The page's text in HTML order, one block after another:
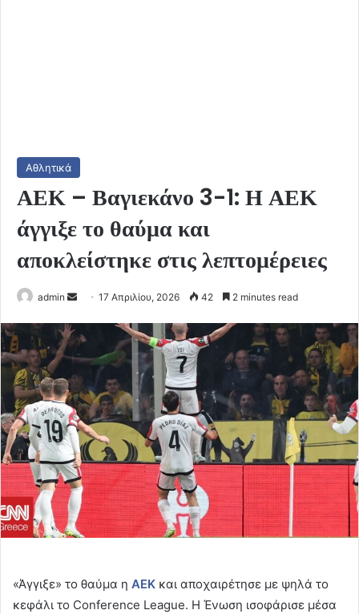
Αθλητικά
ΑΕΚ – Βαγιεκάνο 3-1: Η ΑΕΚ
άγγιξε το θαύμα και
αποκλείστηκε στις λεπτομέρειες
admin
Send
email
17 Απριλίου, 2026 42 2 minutes read
«Άγγιξε» το θαύμα η ΑΕΚ και αποχαιρέτησε με ψηλά το
κεφάλι το Conference League. Η Ένωση ισοφάρισε μέσα